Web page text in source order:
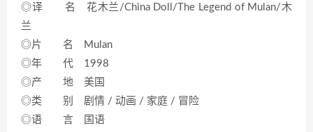
◎译 名 花木兰/China Doll/The Legend of Mulan/木
兰
◎片 名 Mulan
◎年 代 1998
◎产 地 美国
◎类 别 剧情 / 动画 / 家庭 / 冒险
◎语 言 国语